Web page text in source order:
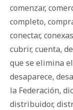
comenzar,
completo,
conectar, conexas
cubrir, cuenta,
que se elimina
desaparece,
la Federación,
distribuidor,